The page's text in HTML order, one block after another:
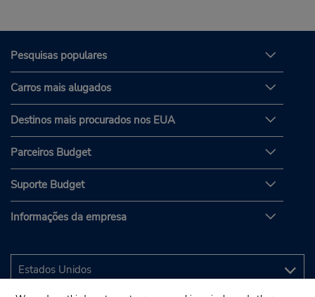
Pesquisas populares
Carros mais alugados
Destinos mais procurados nos EUA
Parceiros Budget
Suporte Budget
Informações da empresa